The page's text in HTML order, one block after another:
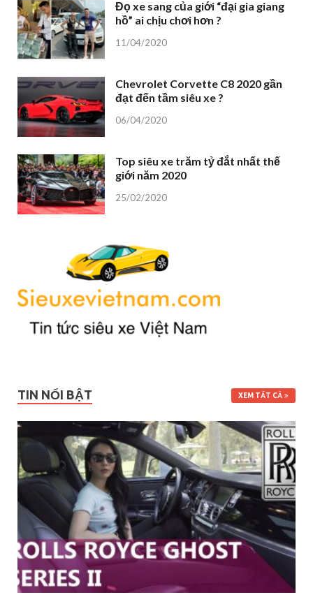
Đọ xe sang của giới “đại gia giang
hồ” ai chịu chơi hơn ?
11/04/2020
Chevrolet Corvette C8 2020 gần
đạt đến tầm siêu xe ?
06/04/2020
Top siêu xe trăm tỷ đắt nhất thế
giới năm 2020
25/02/2020
TIN NỔI BẬT XEM TẤT CẢ